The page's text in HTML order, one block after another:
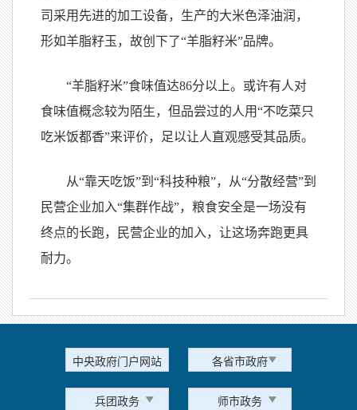
司采用先进的加工设备，生产的大米色泽油润，
形如羊脂籽玉，故创下了“羊脂籽米”品牌。
“羊脂籽米”食味值达86分以上。或许有人对
食味值概念较为陌生，但品尝过的人用“不吃菜只
吃米饭都香”来评价，足以让人直观感受其品质。
从“靠天吃饭”到“科技种粮”，从“分散经营”到
民营企业加入“集群作战”，粮食安全是一场没有
终点的长跑，民营企业的加入，让这场奔跑更具
耐力。
中央政府门户网站 各省市政府
兵团政务 师市政务